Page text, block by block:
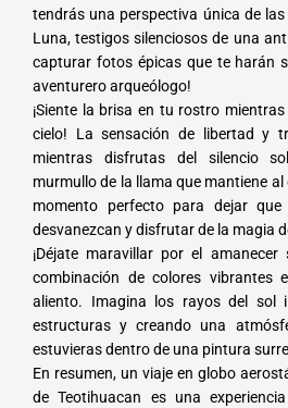
tendrás una perspectiva única de
Luna, testigos silenciosos de una
capturar fotos épicas que te harán
aventurero arqueólogo!
¡Siente la brisa en tu rostro
cielo! La sensación de libertad y
mientras disfrutas del silencio
murmullo de la llama que mantiene al
momento perfecto para dejar
desvanezcan y disfrutar de la magia
¡Déjate maravillar por el
combinación de colores vibrantes
aliento. Imagina los rayos del sol
estructuras y creando una
estuvieras dentro de una pintura
En resumen, un viaje en globo
de Teotihuacan es una